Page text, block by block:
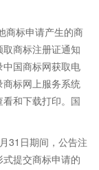
标申请产生的商
商标注册证通知
国商标网获取电
标网上服务系统
和下载打印。国
31日期间，公告注
提交商标申请的